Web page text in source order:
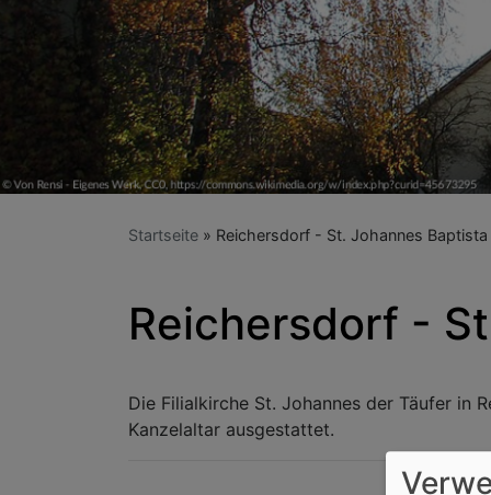
Startseite Reichersdorf - St. Johannes Baptista
Reichersdorf -
Die Filialkirche St. Johannes der Täufer in
Kanzelaltar ausgestattet.